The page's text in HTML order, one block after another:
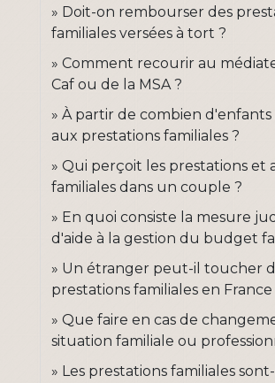
Doit-on rembourser des
familiales versées à tort ?
Comment recourir au
Caf ou de la MSA ?
À partir de combien
aux prestations familiales ?
Qui perçoit les prestations et
familiales dans un couple ?
En quoi consiste la mesure
d'aide à la gestion du budget
Un étranger peut-il toucher
prestations familiales en France
Que faire en cas de
situation familiale ou
Les prestations familiales